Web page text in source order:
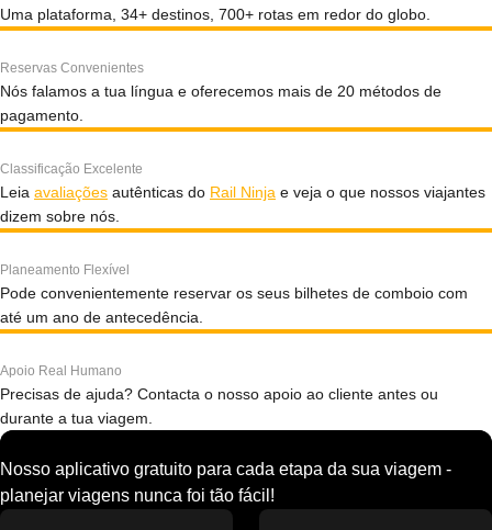
Uma plataforma, 34+ destinos, 700+ rotas em redor do globo.
Reservas Convenientes
Nós falamos a tua língua e oferecemos mais de 20 métodos de
pagamento.
Classificação Excelente
Leia avaliações autênticas do Rail Ninja e veja o que nossos viajantes
dizem sobre nós.
Planeamento Flexível
Pode convenientemente reservar os seus bilhetes de comboio com
até um ano de antecedência.
Apoio Real Humano
Precisas de ajuda? Contacta o nosso apoio ao cliente antes ou
durante a tua viagem.
Nosso aplicativo gratuito para cada etapa da sua viagem -
planejar viagens nunca foi tão fácil!